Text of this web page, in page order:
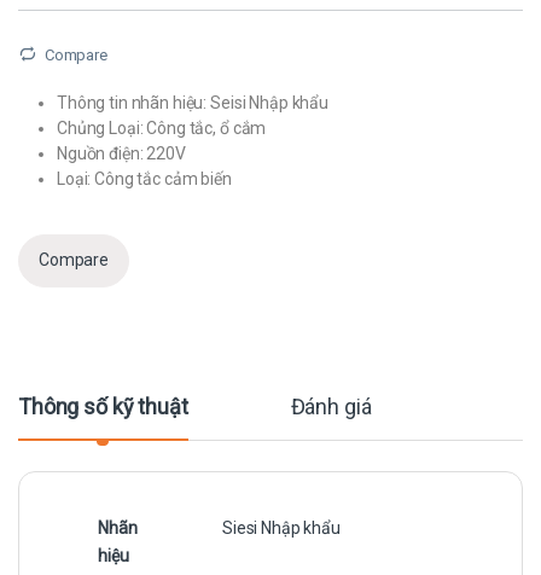
Compare
Thông tin nhãn hiệu: Seisi Nhập khẩu
Chủng Loại: Công tắc, ổ cắm
Nguồn điện: 220V
Loại: Công tắc cảm biến
Compare
Thông số kỹ thuật Đánh giá
Nhãn
hiệu
Siesi Nhập khẩu